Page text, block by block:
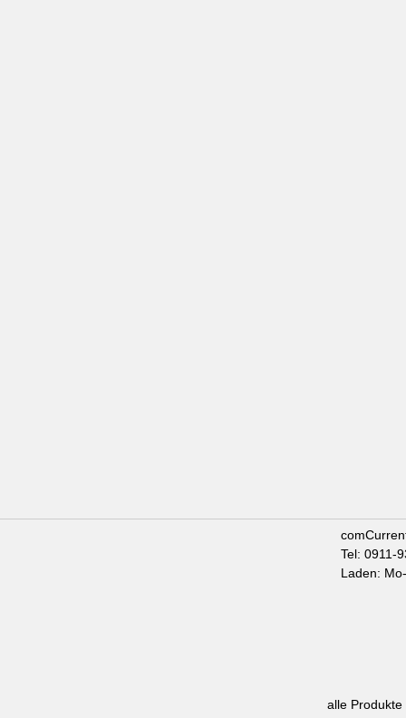
Tel: 0911-
Laden:
alle